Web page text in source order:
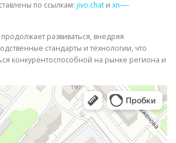
по ссылкам: jivo.chat и xn—-
развиваться, внедряя
стандарты и технологии, что
конкурентоспособной на рынке региона и